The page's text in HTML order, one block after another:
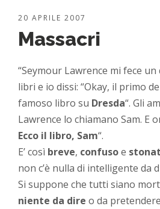
20 APRILE 2007
Massacri
“Seymour Lawrence mi fece
libri e io dissi: “Okay, il primo
famoso libro su Dresda“. Gli
Lawrence lo chiamano Sam. E
Ecco il libro, Sam“.
E’ così breve, confusoe
non c’è nulla di intelligente da
Si suppone che tutti siano
niente da dire o da